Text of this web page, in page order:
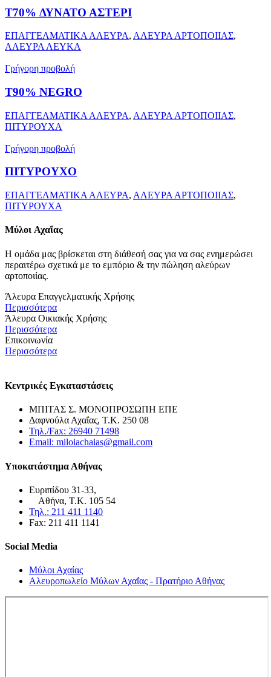
T70% ΔΥΝΑΤΟ ΑΣΤΕΡΙ
ΕΠΑΓΓΕΛΜΑΤΙΚΑ ΑΛΕΥΡΑ, ΑΛΕΥΡΑ ΑΡΤΟΠΟΙΙΑΣ,
ΑΛΕΥΡΑ ΛΕΥΚΑ
Γρήγορη προβολή
T90% NEGRO
ΕΠΑΓΓΕΛΜΑΤΙΚΑ ΑΛΕΥΡΑ, ΑΛΕΥΡΑ ΑΡΤΟΠΟΙΙΑΣ,
ΠΙΤΥΡΟΥΧΑ
Γρήγορη προβολή
ΠΙΤΥΡΟΥΧΟ
ΕΠΑΓΓΕΛΜΑΤΙΚΑ ΑΛΕΥΡΑ, ΑΛΕΥΡΑ ΑΡΤΟΠΟΙΙΑΣ,
ΠΙΤΥΡΟΥΧΑ
Μύλοι Αχαΐας
Η ομάδα μας βρίσκεται στη διάθεσή σας για να σας ενημερώσει
περαιτέρω σχετικά με το εμπόριο & την πώληση αλεύρων
αρτοποιίας.
Άλευρα Επαγγελματικής Χρήσης
Περισσότερα
Άλευρα Οικιακής Χρήσης
Περισσότερα
Επικοινωνία
Περισσότερα
Κεντρικές Εγκαταστάσεις
ΜΠΙΤΑΣ Σ. ΜΟΝΟΠΡΟΣΩΠΗ ΕΠΕ
Δαφνούλα Αχαΐας, Τ.Κ. 250 08
Τηλ./Fax: 26940 71498
Email: miloiachaias@gmail.com
Υποκατάστημα Αθήνας
Ευριπίδου 31-33,
Αθήνα, Τ.Κ. 105 54
Τηλ.: 211 411 1140
Fax: 211 411 1141
Social Media
Μύλοι Αχαίας
Αλευροπωλείο Μύλων Αχαΐας - Πρατήριο Αθήνας